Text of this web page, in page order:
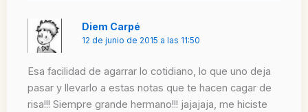
Diem Carpé
12 de junio de 2015 a las 11:50
Esa facilidad de agarrar lo cotidiano, lo que uno deja
pasar y llevarlo a estas notas que te hacen cagar de
risa!!! Siempre grande hermano!!! jajajaja, me hiciste